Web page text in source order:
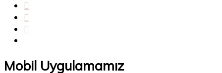
Mobil Uygulamamız